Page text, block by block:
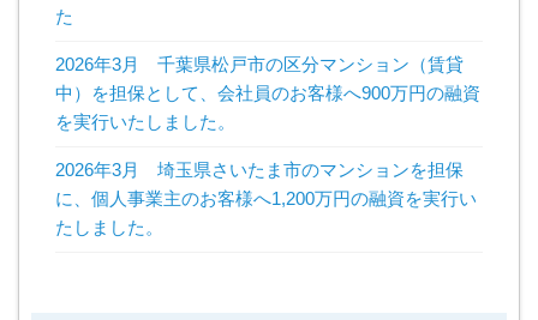
た
2026年3月 千葉県松戸市の区分マンション（賃貸
中）を担保として、会社員のお客様へ900万円の融資
を実行いたしました。
2026年3月 埼玉県さいたま市のマンションを担保
に、個人事業主のお客様へ1,200万円の融資を実行い
たしました。